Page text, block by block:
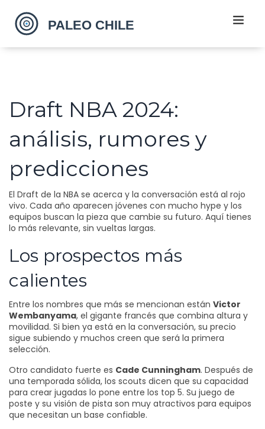
Draft NBA 2024:
análisis, rumores y
predicciones
El Draft de la NBA se acerca y la conversación está al rojo
vivo. Cada año aparecen jóvenes con mucho hype y los
equipos buscan la pieza que cambie su futuro. Aquí tienes
lo más relevante, sin vueltas largas.
Los prospectos más
calientes
Entre los nombres que más se mencionan están Victor
Wembanyama, el gigante francés que combina altura y
movilidad. Si bien ya está en la conversación, su precio
sigue subiendo y muchos creen que será la primera
selección.
Otro candidato fuerte es Cade Cunningham. Después de
una temporada sólida, los scouts dicen que su capacidad
para crear jugadas lo pone entre los top 5. Su juego de
poste y su visión de pista son muy atractivos para equipos
que necesitan un base confiable.